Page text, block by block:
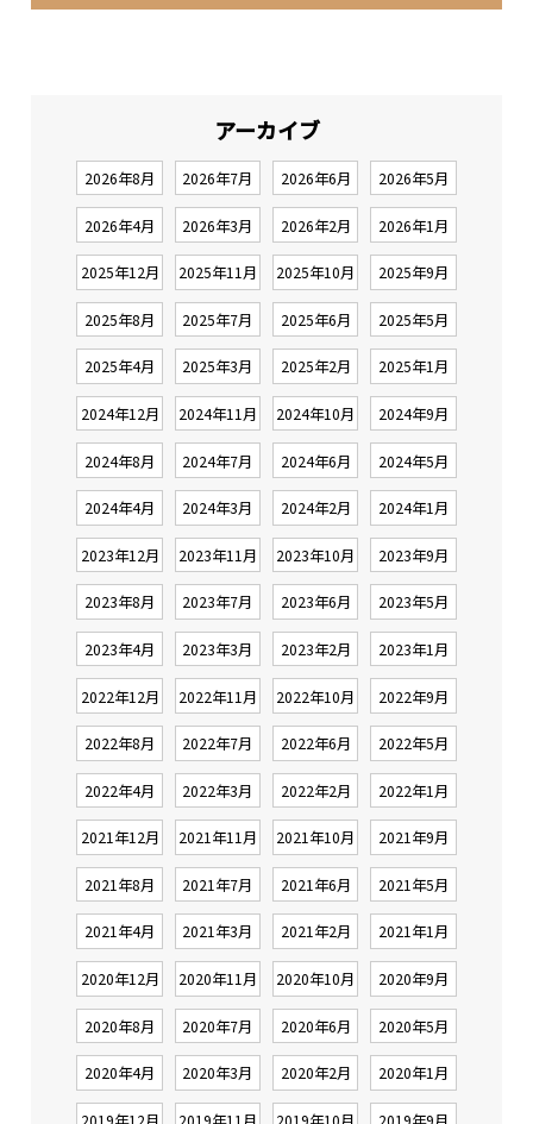
アーカイブ
2026年8月 2026年7月 2026年6月 2026年5月
2026年4月 2026年3月 2026年2月 2026年1月
2025年12月 2025年11月 2025年10月 2025年9月
2025年8月 2025年7月 2025年6月 2025年5月
2025年4月 2025年3月 2025年2月 2025年1月
2024年12月 2024年11月 2024年10月 2024年9月
2024年8月 2024年7月 2024年6月 2024年5月
2024年4月 2024年3月 2024年2月 2024年1月
2023年12月 2023年11月 2023年10月 2023年9月
2023年8月 2023年7月 2023年6月 2023年5月
2023年4月 2023年3月 2023年2月 2023年1月
2022年12月 2022年11月 2022年10月 2022年9月
2022年8月 2022年7月 2022年6月 2022年5月
2022年4月 2022年3月 2022年2月 2022年1月
2021年12月 2021年11月 2021年10月 2021年9月
2021年8月 2021年7月 2021年6月 2021年5月
2021年4月 2021年3月 2021年2月 2021年1月
2020年12月 2020年11月 2020年10月 2020年9月
2020年8月 2020年7月 2020年6月 2020年5月
2020年4月 2020年3月 2020年2月 2020年1月
2019年12月 2019年11月 2019年10月 2019年9月